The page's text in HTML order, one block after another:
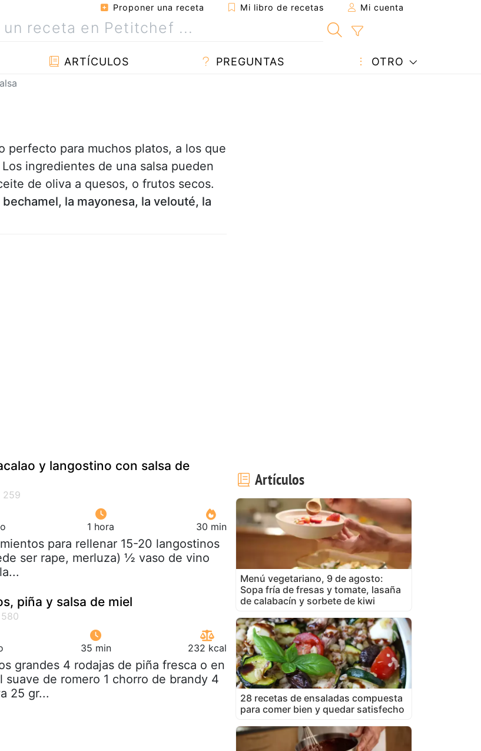
Proponer una receta Mi libro de recetas Mi cuenta
ARTÍCULOS PREGUNTAS OTRO
perfecto para muchos platos, a los que
Los ingredientes de una salsa pueden
de oliva a quesos, o frutos secos.
bechamel, la mayonesa, la velouté, la
y langostino con salsa de
1 hora 30 min
para rellenar 15-20 langostinos
ser rape, merluza) ½ vaso de vino
piña y salsa de miel
35 min 232 kcal
grandes 4 rodajas de piña fresca o en
suave de romero 1 chorro de brandy 4
25 gr...
Artículos
Menú vegetariano, 9 de agosto:
Sopa fría de fresas y tomate, lasaña
de calabacín y sorbete de kiwi
28 recetas de ensaladas compuesta
para comer bien y quedar satisfecho